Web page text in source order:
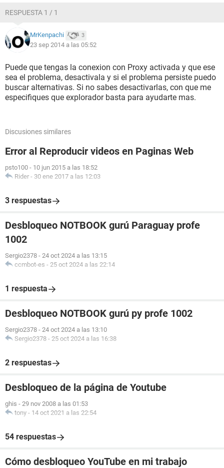
RESPUESTA 1 / 1
MrKenpachi 3
23 sep 2014 a las 05:52
Puede que tengas la conexion con Proxy activada y que ese
sea el problema, desactivala y si el problema persiste puedo
buscar alternativas. Si no sabes desactivarlas, con que me
especifiques que explorador basta para ayudarte mas.
Discusiones similares
Error al Reproducir videos en Paginas Web
psto100 - 10 jun 2015 a las 18:52
Rider - 30 ene 2017 a las 12:03
3 respuestas
Desbloqueo NOTBOOK gurú Paraguay profe
1002
Sergio2378 - 24 oct 2024 a las 13:15
ccmbot-es - 25 oct 2024 a las 22:14
1 respuesta
Desbloqueo NOTBOOK gurú py profe 1002
Sergio2378 - 24 oct 2024 a las 13:10
Sergio2378 - 25 oct 2024 a las 16:38
2 respuestas
Desbloqueo de la página de Youtube
ghis - 29 nov 2008 a las 01:53
tony - 14 oct 2021 a las 22:54
54 respuestas
Cómo desbloqueo YouTube en mi trabajo